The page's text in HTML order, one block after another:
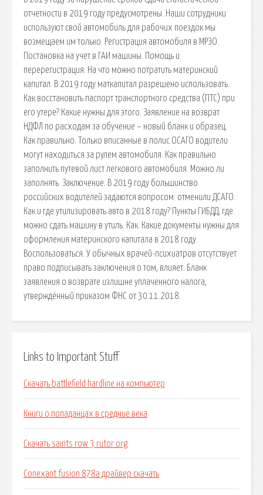
отчетности в 2019 году предусмотрены. Наши сотрудники
используют свой автомобиль для рабочих поездок мы
возмещаем им только. Регистрация автомобиля в МРЭО.
Постановка на учет в ГАИ машины. Помощь и
перерегистрация. На что можно потратить материнский
капитал. В 2019 году маткапитал разрешено использовать.
Как восстановить паспорт транспортного средства (ПТС) при
его утере? Какие нужны для этого. Заявление на возврат
НДФЛ по расходам за обучение – новый бланк и образец.
Как правильно. Только вписанные в полис ОСАГО водители
могут находиться за рулем автомобиля. Как правильно
заполнить путевой лист легкового автомобиля. Можно ли
заполнять. Заключение. В 2019 году большинство
российских водителей задаются вопросом: отменили ДСАГО.
Как и где утилизировать авто в 2018 году? Пункты ГИБДД, где
можно сдать машину в утиль. Как. Какие документы нужны для
оформления материнского капитала в 2018 году.
Воспользоваться. У обычных врачей-психиатров отсутствует
право подписывать заключения о том, влияет. Бланк
заявления о возврате излишне уплаченного налога,
утверждённый приказом ФНС от 30.11.2018.
Links to Important Stuff
Скачать battlefield hardline на компьютер
Книги о попаданцах в средние века
Скачать saints row 3 rutor org
Conexant fusion 878a драйвер скачать